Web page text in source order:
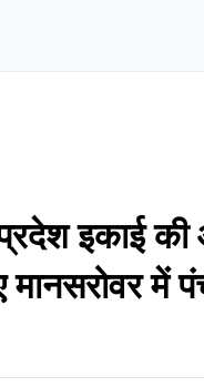
इकाई
में